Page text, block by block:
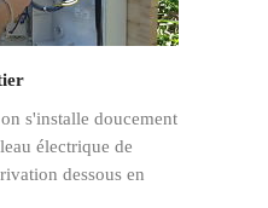
s'installe doucement
électrique de
dessous en